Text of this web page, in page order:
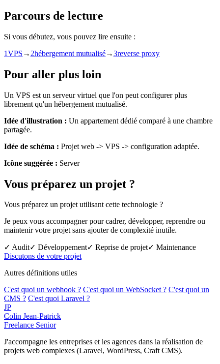
Parcours de lecture
Si vous débutez, vous pouvez lire ensuite :
1VPS → 2hébergement mutualisé→3reverse proxy
Pour aller plus loin
Un VPS est un serveur virtuel que l'on peut configurer plus
librement qu'un hébergement mutualisé.
Idée d'illustration : Un appartement dédié comparé à une chambre
partagée.
Idée de schéma : Projet web -> VPS -> configuration adaptée.
Icône suggérée : Server
Vous préparez un projet ?
Vous préparez un projet utilisant cette technologie ?
Je peux vous accompagner pour cadrer, développer, reprendre ou
maintenir votre projet sans ajouter de complexité inutile.
✓ Audit✓ Développement✓ Reprise de projet✓ Maintenance
Discutons de votre projet
Autres définitions utiles
C'est quoi un webhook ? C'est quoi un WebSocket ? C'est quoi un
CMS ? C'est quoi Laravel ?
JP
Colin Jean-Patrick
Freelance Senior
J'accompagne les entreprises et les agences dans la réalisation de
projets web complexes (Laravel, WordPress, Craft CMS).